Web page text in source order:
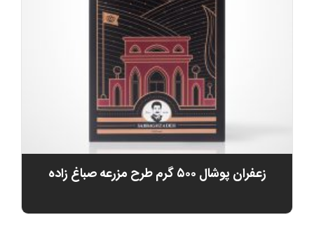
زعفران پوشال ۵۰۰ گرم طرح مزرعه صباغ زاده
تومان